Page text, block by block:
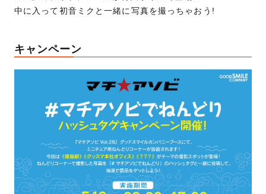
中に入って初音ミクと一緒に写真を撮っちゃおう!
キャンペーン